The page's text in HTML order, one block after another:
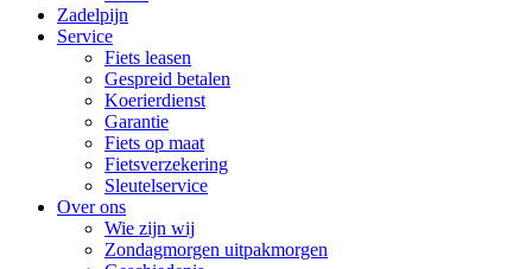
Zadelpijn
Service
Fiets leasen
Gespreid betalen
Koerierdienst
Garantie
Fiets op maat
Fietsverzekering
Sleutelservice
Over ons
Wie zijn wij
Zondagmorgen uitpakmorgen